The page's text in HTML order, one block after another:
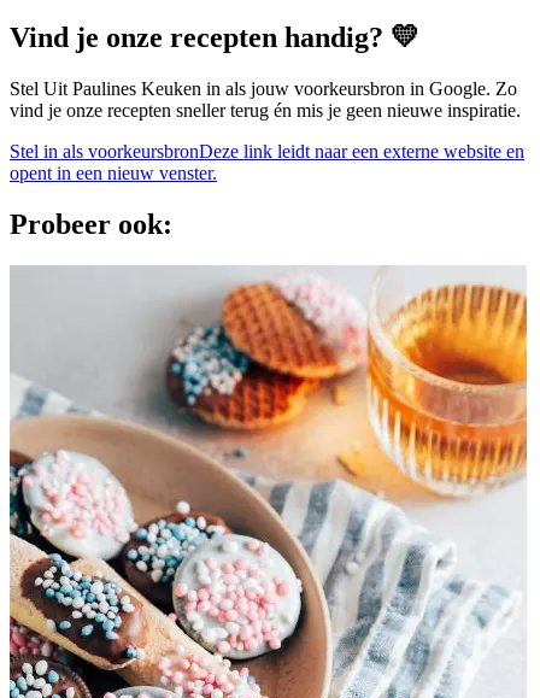
Vind je onze recepten handig? 💛
Stel Uit Paulines Keuken in als jouw voorkeursbron in Google. Zo
vind je onze recepten sneller terug én mis je geen nieuwe inspiratie.
Stel in als voorkeursbronDeze link leidt naar een externe website en
opent in een nieuw venster.
Probeer ook: